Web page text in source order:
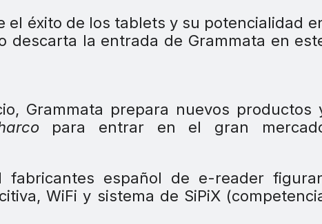
el éxito de los tablets y su potencialidad
la entrada de Grammata en
Grammata prepara nuevos productos
para entrar en el gran
español de e-reader
WiFi y sistema de SiPiX